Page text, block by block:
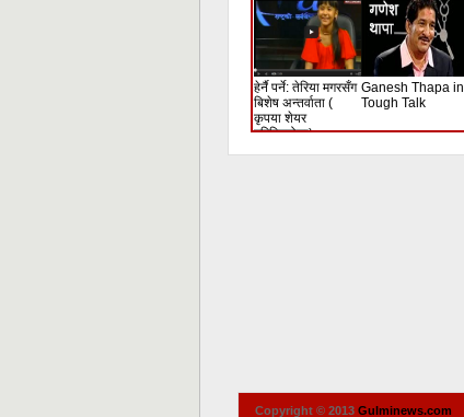
हेर्नै पर्ने: तेरिया मगरसँग
बिशेष अन्तर्वाता (
कृपया शेयर
गरिदिनुहोला)
Ganesh Thapa in
Tough Talk
Copyright © 2013 Gulminews.com